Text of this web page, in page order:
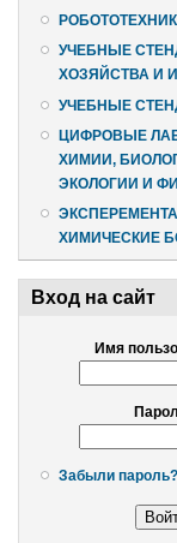
УЧЕБНЫЕ
ХОЗЯЙСТВА И
УЧЕБНЫЕ
ЦИФРОВЫЕ
ХИМИИ,
ЭКОЛОГИИ И
ХИМИЧЕСКИЕ
Вход на сайт
Имя
Забыли пароль?